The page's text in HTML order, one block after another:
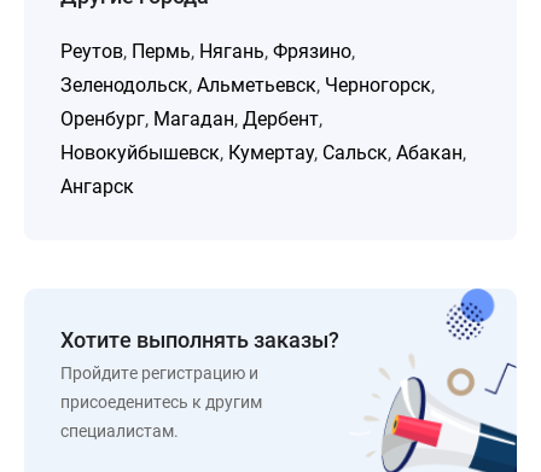
Реутов, Пермь, Нягань, Фрязино,
Зеленодольск, Альметьевск, Черногорск,
Оренбург, Магадан, Дербент,
Новокуйбышевск, Кумертау, Сальск, Абакан,
Ангарск
Хотите выполнять заказы?
Пройдите регистрацию и
присоеденитесь к другим
специалистам.